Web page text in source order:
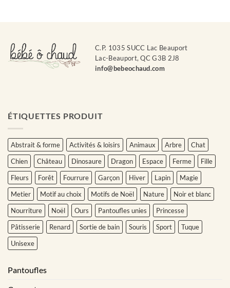
C.P. 1035 SUCC Lac Beauport
Lac-Beauport, QC G3B 2J8
info@bebeochaud.com
ÉTIQUETTES PRODUIT
Abstrait & forme Activités & loisirs Animaux Arbre
Chat
Chien
Château Dinosaure Dragon Espace Ferme
Fille
Fleurs
Forêt Fourrure Garçon Hiver Lapin
Magie
Metier
Motif au choix Motifs de Noël Nature
Noir et blanc
Nourriture
Noël Ours Pantoufles unies
Princesse
Pâtisserie
Renard Sortie de bain Souris Sport
Tuque
Unisexe
Pantoufles